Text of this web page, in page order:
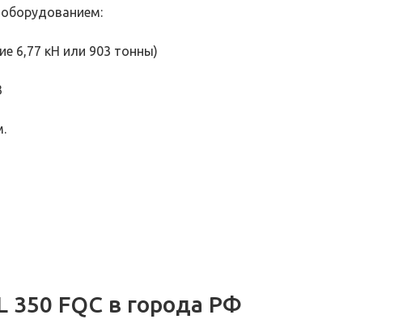
оборудованием:
6,77 кН или 903 тонны)
350 FQC в города РФ